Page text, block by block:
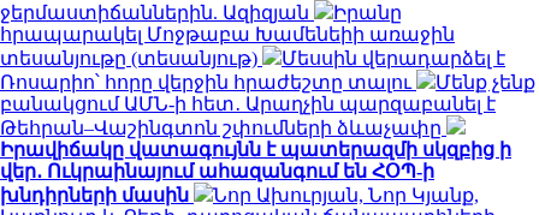
ջերմաստիճաններին. Ազիզյան
Իրանը
հրապարակել Մոջթաբա Խամենեիի առաջին
տեսանյութը (տեսանյութ)
Մեսսին վերադարձել է
Ռոսարիո՝ հորը վերջին հրաժեշտը տալու
Մենք չենք
բանակցում ԱՄՆ-ի հետ․ Արաղչին պարզաբանել է
Թեհրան–Վաշինգտոն շփումների ձևաչափը
Իրավիճակը վատագույնն է պատերազմի սկզբից ի
վեր․ Ուկրաինայում ահազանգում են ՀՕՊ-ի
խնդիրների մասին
Նոր Ախուրյան, Նոր Կյանք,